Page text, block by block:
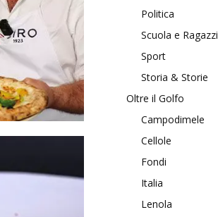
Politica
Scuola e Ragazzi
Sport
Storia & Storie
Oltre il Golfo
Campodimele
Cellole
Fondi
Italia
Lenola